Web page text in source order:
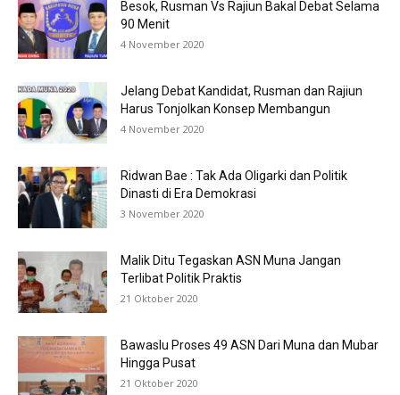
Besok, Rusman Vs Rajiun Bakal Debat Selama
90 Menit
4 November 2020
Jelang Debat Kandidat, Rusman dan Rajiun
Harus Tonjolkan Konsep Membangun
4 November 2020
Ridwan Bae : Tak Ada Oligarki dan Politik
Dinasti di Era Demokrasi
3 November 2020
Malik Ditu Tegaskan ASN Muna Jangan
Terlibat Politik Praktis
21 Oktober 2020
Bawaslu Proses 49 ASN Dari Muna dan Mubar
Hingga Pusat
21 Oktober 2020